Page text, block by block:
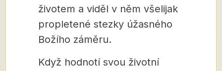
životem a viděl v něm všelijak
propletené stezky úžasného
Božího záměru.
Když hodnotí svou životní